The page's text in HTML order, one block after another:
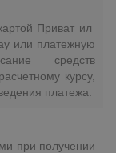
Приват ил
или платежную
средств
курсу,
платежа.
при получении